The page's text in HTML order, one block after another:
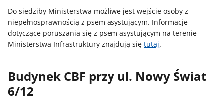
Do siedziby Ministerstwa możliwe jest wejście osoby z
niepełnosprawnością z psem asystującym. Informacje
dotyczące poruszania się z psem asystującym na terenie
Ministerstwa Infrastruktury znajdują siętutaj.
Budynek CBF przy ul. Nowy Świat
6/12